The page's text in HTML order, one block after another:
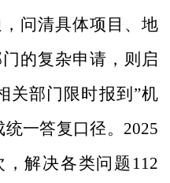
问清具体项目、地
的复杂申请，则启
关部门限时报到”机
一答复口径。2025
，解决各类问题112